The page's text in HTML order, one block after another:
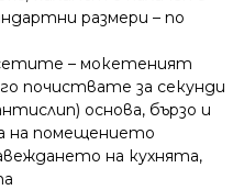
размери – по
– мокетеният
почиствате за секунди
основа, бързо и
на помещението
на кухнята,